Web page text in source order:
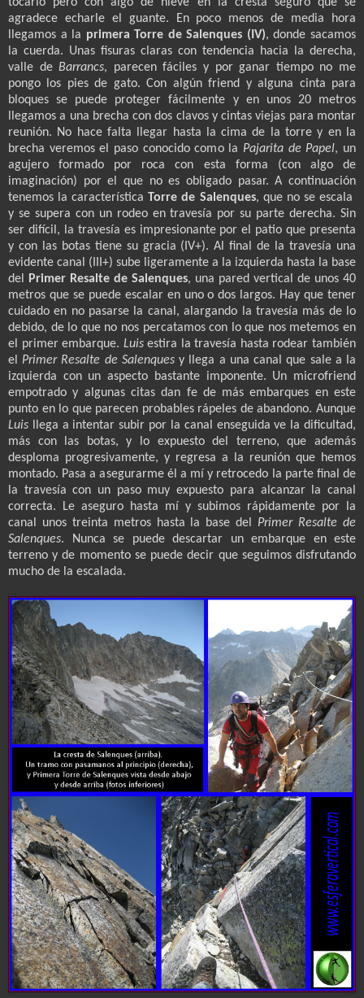
agradece echarle el guante. En poco menos de media hora
llegamos a la primera Torre de Salenques (IV), donde sacamos
la cuerda. Unas fisuras claras con tendencia hacia la derecha,
valle deBarrancs, parecen fáciles y por ganar tiempo no me
pongo los pies de gato. Con algún friend y alguna cinta para
bloques se puede proteger fácilmente y en unos 20 metros
llegamos a una brecha con dos clavos y cintas viejas para montar
reunión. No hace falta llegar hasta la cima de la torre y en la
brecha veremos el paso conocido como la Pajarita de Papel, un
agujero formado por roca con esta forma (con algo de
imaginación) por el que no es obligado pasar. A continuación
tenemos la característicaTorre de Salenques, que no se escala
y se supera con un rodeo en travesía por su parte derecha. Sin
ser difícil, la travesía es impresionante por el patio que presenta
y con las botas tiene su gracia (IV+). Al final de la travesía una
evidente canal (III+) sube ligeramente a la izquierda hasta la base
del
Primer Resalte de Salenques, una pared vertical de unos 40
metros que se puede escalar en uno o dos largos. Hay que tener
cuidado en no pasarse la canal, alargando la travesía más de lo
debido, de lo que no nos percatamos con lo que nos metemos en
el primer embarque. Luisestira la travesía hasta rodear también
el Primer Resalte de Salenquesy llega a una canal que sale a la
izquierda con un aspecto bastante imponente. Un microfriend
empotrado y algunas citas dan fe de más embarques en este
punto en lo que parecen probables rápeles de abandono. Aunque
Luis
llega a intentar subir por la canal enseguida ve la dificultad,
más con las botas, y lo expuesto del terreno, que además
desploma progresivamente, y regresa a la reunión que hemos
montado. Pasa a asegurarme él a mí y retrocedo la parte final de
la travesía con un paso muy expuesto para alcanzar la canal
correcta. Le aseguro hasta mí y subimos rápidamente por la
canal unos treinta metros hasta la base del Primer Resalte de
Salenques. Nunca se puede descartar un embarque en este
terreno y de momento se puede decir que seguimos disfrutando
mucho de la escalada.